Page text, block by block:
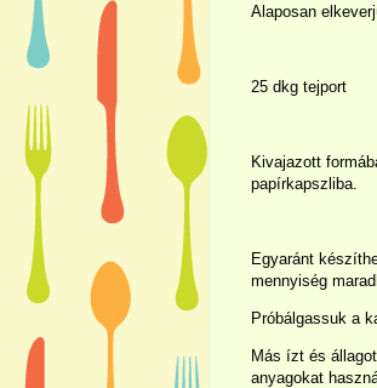
Alaposan
25 dkg tejport
Kivajazott
papírkapszliba.
Egyaránt
mennyiség
Próbálgassuk a
Más ízt és
anyagokat